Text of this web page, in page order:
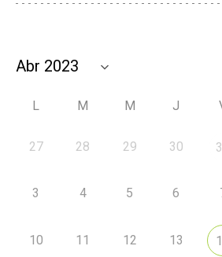
L M M J
27 28 29 30
3 4 5 6
10 11 12 13